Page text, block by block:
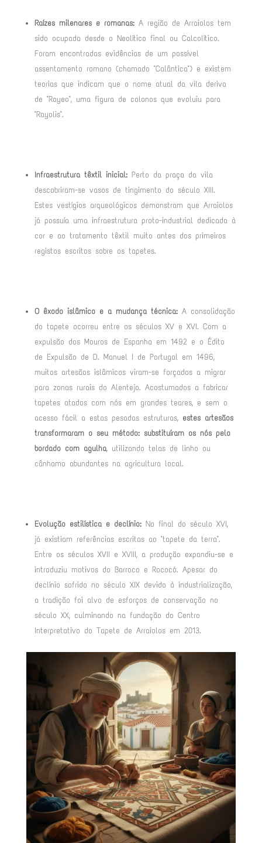
Raízes milenares e romanas:A região de Arraiolos tem
sido ocupada desde o Neolítico final ou Calcolítico.
Foram encontradas evidências de um possível
assentamento romano (chamado "Calântica") e existem
teorias que indicam que o nome atual da vila deriva
de "Rayeo", uma figura de colonos que evoluiu para
"Rayolis".
Infraestrutura têxtil inicial:Perto da praça da vila
descobriram-se vasos de tingimento do século XIII.
Estes vestígios arqueológicos demonstram que Arraiolos
já possuía uma infraestrutura proto-industrial dedicada à
cor e ao tratamento têxtil muito antes dos primeiros
registos escritos sobre os tapetes.
O êxodo islâmico e a mudança técnica:A consolidação
do tapete ocorreu entre os séculos XV e XVI. Com a
expulsão dos Mouros de Espanha em 1492 e o Édito
de Expulsão de D. Manuel I de Portugal em 1496,
muitos artesãos islâmicos viram-se forçados a migrar
para zonas rurais do Alentejo. Acostumados a fabricar
tapetes atados com nós em grandes teares, e sem o
acesso fácil a estas pesadas estruturas, estes artesãos
transformaram o seu método: substituíram os nós pelo
bordado com agulha, utilizando telas de linho ou
cânhamo abundantes na agricultura local.
Evolução estilística e declínio:No final do século XVI,
já existiam referências escritas ao "tapete da terra".
Entre os séculos XVII e XVIII, a produção expandiu-se e
introduziu motivos do Barroco e Rococó. Apesar do
declínio sofrido no século XIX devido à industrialização,
a tradição foi alvo de esforços de conservação no
século XX, culminando na fundação do Centro
Interpretativo do Tapete de Arraiolos em 2013.